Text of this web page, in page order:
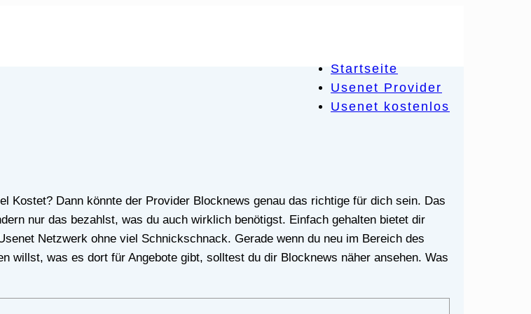
Startseite
Usenet Provider
Usenet kostenlos
nur das bezahlst, was du auch wirklich benötigst. Einfach gehalten bietet dir
Netzwerk ohne viel Schnickschnack. Gerade wenn du neu im Bereich des
willst, was es dort für Angebote gibt, solltest du dir Blocknews näher ansehen. Was